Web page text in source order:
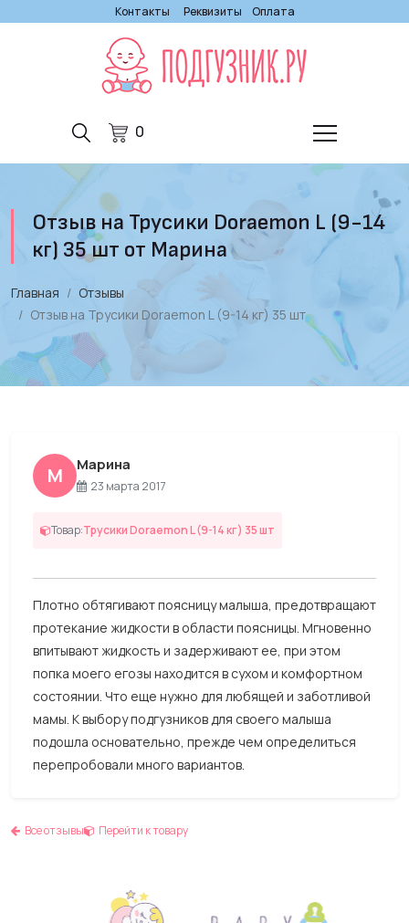
Контакты Реквизиты Оплата
0
Отзыв на Трусики Doraemon L (9-14
кг) 35 шт от Марина
Главная
Отзывы
Отзыв на Трусики Doraemon L (9-14 кг) 35 шт
М Марина
23 марта 2017
Товар:Трусики Doraemon L (9-14 кг) 35 шт
Плотно обтягивают поясницу малыша, предотвращают
протекание жидкости в области поясницы. Мгновенно
впитывают жидкость и задерживают ее, при этом
попка моего егозы находится в сухом и комфортном
состоянии. Что еще нужно для любящей и заботливой
мамы. К выбору подгузников для своего малыша
подошла основательно, прежде чем определиться
перепробовали много вариантов.
Все отзывы Перейти к товару